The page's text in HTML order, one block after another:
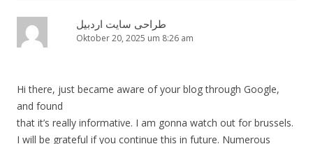
طراحی سایت اردبیل
Oktober 20, 2025 um 8:26 am
Hi there, just became aware of your blog through Google,
and found
that it’s really informative. I am gonna watch out for brussels.
I will be grateful if you continue this in future. Numerous